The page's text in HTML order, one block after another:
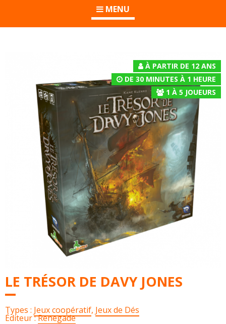
MENU
À PARTIR DE 12 ANS
DE 30 MINUTES À 1 HEURE
1 À 5 JOUEURS
LE TRÉSOR DE DAVY JONES
Types : Jeux coopératif, Jeux de Dés
Éditeur :Renegade